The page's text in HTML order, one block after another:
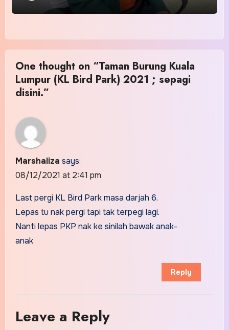
One thought on “Taman Burung Kuala
Lumpur (KL Bird Park) 2021 ; sepagi
disini.”
Marshaliza says:
08/12/2021 at 2:41 pm
Last pergi KL Bird Park masa darjah 6.
Lepas tu nak pergi tapi tak terpegi lagi.
Nanti lepas PKP nak ke sinilah bawak anak-
anak
Reply
Leave a Reply